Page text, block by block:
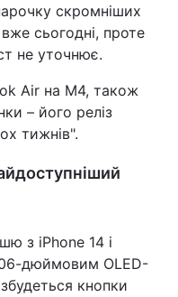
скромніших
сьогодні, проте
не уточнює.
Air на M4, також
– його реліз
тижнів".
з iPhone 14 і
дюймовим OLED-
кнопки